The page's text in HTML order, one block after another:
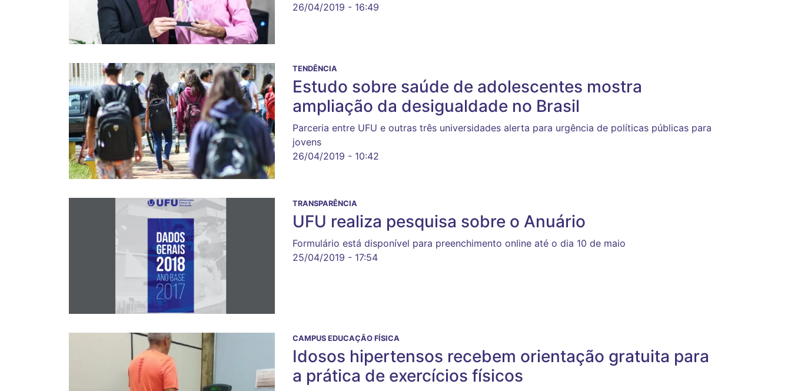
26/04/2019 - 16:49
TENDÊNCIA
Estudo sobre saúde de adolescentes mostra
ampliação da desigualdade no Brasil
Parceria entre UFU e outras três universidades alerta para urgência de políticas públicas para
jovens
26/04/2019 - 10:42
TRANSPARÊNCIA
UFU realiza pesquisa sobre o Anuário
Formulário está disponível para preenchimento online até o dia 10 de maio
25/04/2019 - 17:54
CAMPUS EDUCAÇÃO FÍSICA
Idosos hipertensos recebem orientação gratuita para
a prática de exercícios físicos